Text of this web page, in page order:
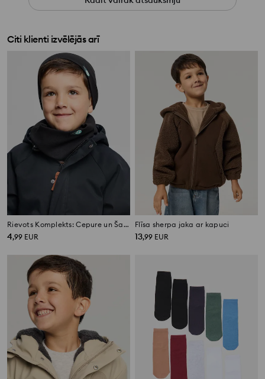
Citi klienti izvēlējās arī
Rievots Komplekts: Cepure un Šalle ar Izšuvumu
4,99 EUR
Flīsa sherpa jaka ar kapuci
13,99 EUR